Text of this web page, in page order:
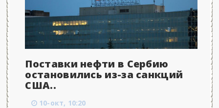
Поставки нефти в Сербию
остановились из-за санкций
США..
10-окт, 10:20